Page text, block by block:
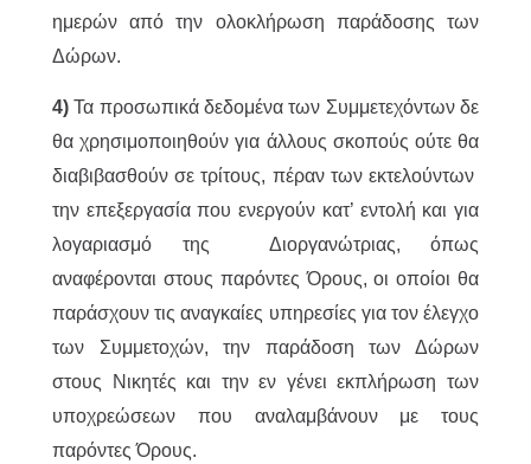
ημερών από την ολοκλήρωση παράδοσης των
Δώρων.
4)Τα προσωπικά δεδομένα των Συμμετεχόντων δε
θα χρησιμοποιηθούν για άλλους σκοπούς ούτε θα
διαβιβασθούν σε τρίτους, πέραν των εκτελούντων
την επεξεργασία που ενεργούν κατ’ εντολή και για
λογαριασμό της Διοργανώτριας, όπως
αναφέρονται στους παρόντες Όρους, οι οποίοι θα
παράσχουν τις αναγκαίες υπηρεσίες για τον έλεγχο
των Συμμετοχών, την παράδοση των Δώρων
στους Νικητές και την εν γένει εκπλήρωση των
υποχρεώσεων που αναλαμβάνουν με τους
παρόντες Όρους.